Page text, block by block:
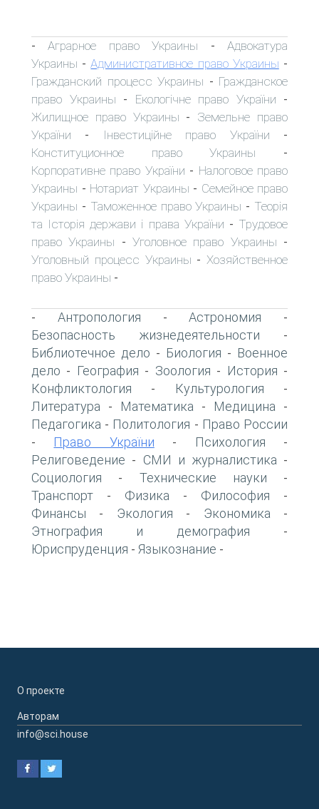
-Аграрное право Украины -Адвокатура
Украины -Административное право Украины -
Гражданский процесс Украины - Гражданское
право Украины - Екологічне право України -
Жилищное право Украины - Земельне право
України - Інвестиційне право України -
Конституционное право Украины -
Корпоративне право України - Налоговое право
Украины - Нотариат Украины - Семейное право
Украины - Таможенное право Украины - Теорія
та Історія держави і права України - Трудовое
право Украины -Уголовное право Украины -
Уголовный процесс Украины - Хозяйственное
право Украины -
- Антропология -Астрономия -
Безопасность жизнедеятельности -
Библиотечное дело - Биология - Военное
дело - География - Зоология - История -
Конфликтология - Культурология -
Литература - Математика - Медицина -
Педагогика - Политология - Право России
- Право України - Психология -
Религоведение - СМИ и журналистика -
Социология - Технические науки -
Транспорт - Физика - Философия -
Финансы - Экология - Экономика -
Этнография и демография -
Юриспруденция - Языкознание -
О проекте
Авторам
info@sci.house